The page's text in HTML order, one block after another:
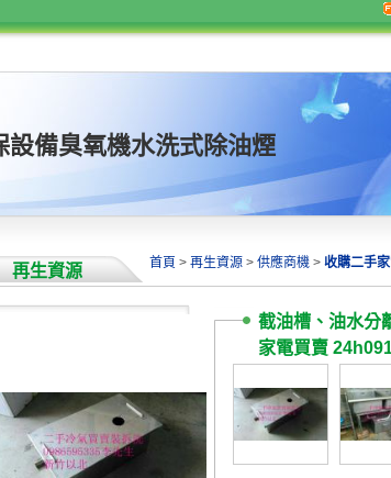
備臭氧機水洗式除油煙
再生資源 首頁 > 再生資源> 供應商機> 收購二手
截油槽、油水分
家電買賣